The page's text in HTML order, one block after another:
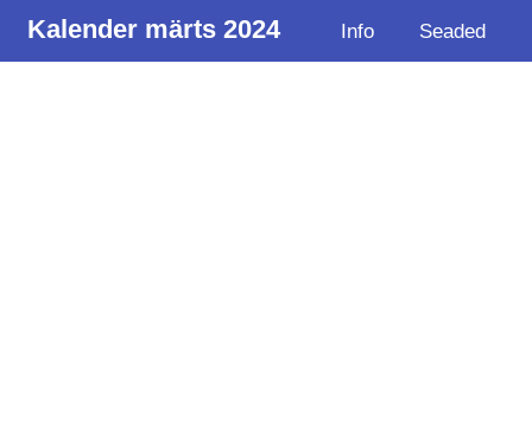
Kalender märts 2024 Info Seaded